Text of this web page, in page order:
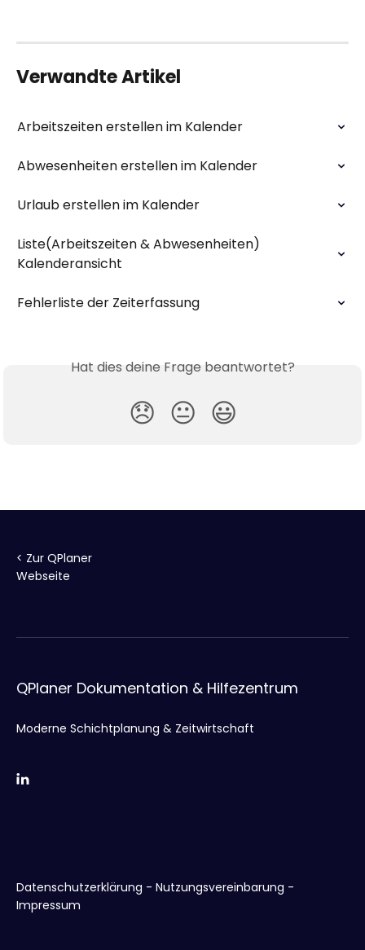
Verwandte Artikel
Arbeitszeiten erstellen im Kalender
Abwesenheiten erstellen im Kalender
Urlaub erstellen im Kalender
Liste(Arbeitszeiten & Abwesenheiten)
Kalenderansicht
Fehlerliste der Zeiterfassung
Hat dies deine Frage beantwortet?
😞 😐 😃
< Zur QPlaner
Webseite
QPlaner Dokumentation & Hilfezentrum
Moderne Schichtplanung & Zeitwirtschaft
Datenschutzerklärung - Nutzungsvereinbarung -
Impressum